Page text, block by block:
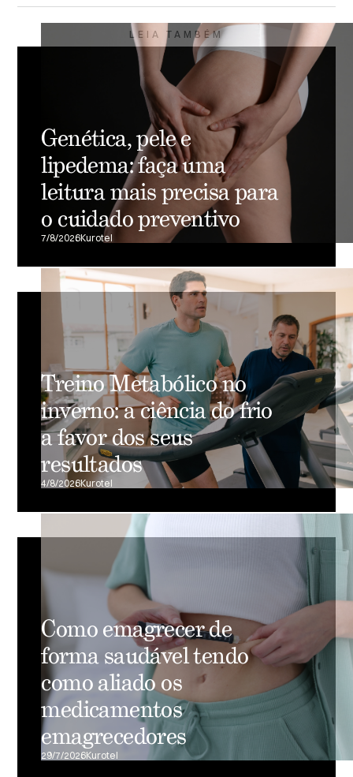
LEIA TAMBÉM
Genética, pele e
lipedema: faça uma
leitura mais precisa para
o cuidado preventivo
7/8/2026Kurotel
Treino Metabólico no
inverno: a ciência do frio
a favor dos seus
resultados
4/8/2026Kurotel
Como emagrecer de
forma saudável tendo
como aliado os
medicamentos
emagrecedores
29/7/2026Kurotel